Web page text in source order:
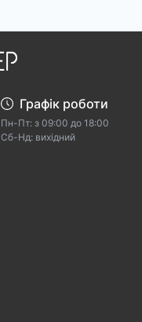
Графік роботи
Пн-Пт: з 09:00 дo 18:00
Cб-Hд: виxідний